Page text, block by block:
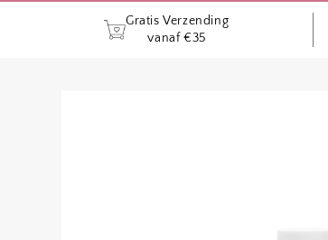
Gratis Verzending
vanaf €35